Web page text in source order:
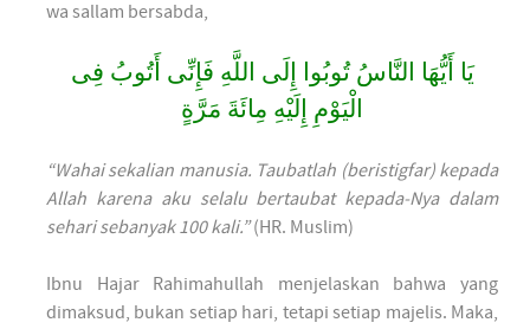
wa sallam bersabda,
يَا أَيُّهَا النَّاسُ تُوبُوا إِلَى اللَّهِ فَإِنِّى أَتُوبُ فِى
الْيَوْمِ إِلَيْهِ مِائَةَ مَرَّةٍ
“Wahai sekalian manusia. Taubatlah (beristigfar) kepada
Allah karena aku selalu bertaubat kepada-Nya dalam
sehari sebanyak 100 kali.”(HR. Muslim)
Ibnu Hajar Rahimahullah menjelaskan bahwa yang
dimaksud, bukan setiap hari, tetapi setiap majelis. Maka,